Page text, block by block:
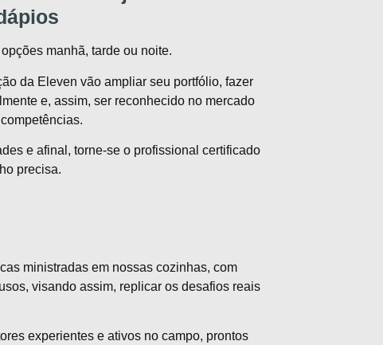
manhã, tarde ou noite.
da Eleven vão ampliar seu portfólio, fazer
e, assim, ser reconhecido no mercado
e afinal, torne-se o profissional certificado
precisa.
ministradas em nossas cozinhas, com
visando assim, replicar os desafios reais
experientes e ativos no campo, prontos